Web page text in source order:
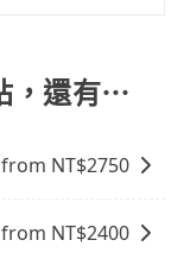
，還有⋯
from NT$2750
from NT$2400